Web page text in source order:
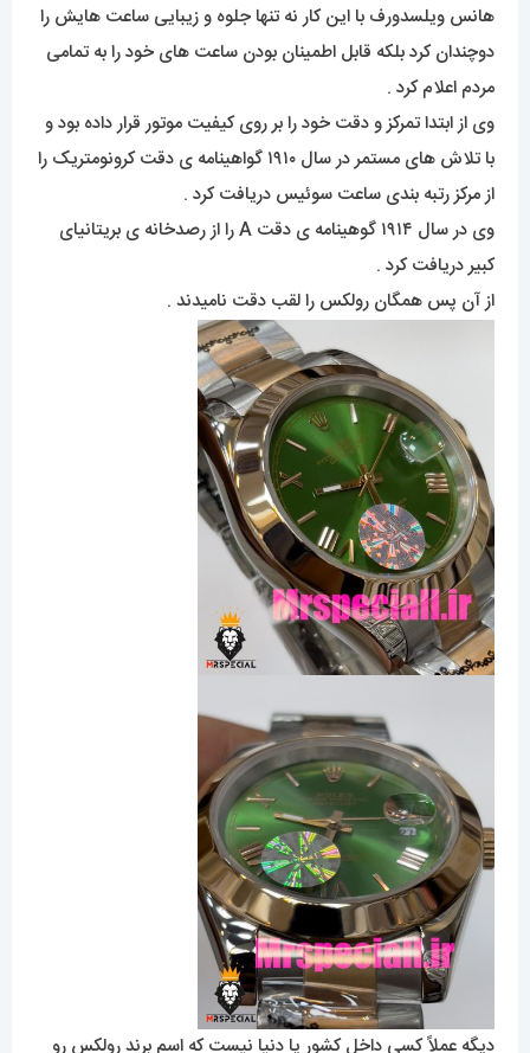
هانس ویلسدورف با این کار نه تنها جلوه و زیبایی ساعت هایش را
دوچندان کرد بلکه قابل اطمینان بودن ساعت های خود را به تمامی
مردم اعلام کرد .
وی از ابتدا تمرکز و دقت خود را بر روی کیفیت موتور قرار داده بود و
با تلاش های مستمر در سال ۱۹۱۰ گواهینامه ی دقت کرونومتریک را
از مرکز رتبه بندی ساعت سوئیس دریافت کرد .
وی در سال ۱۹۱۴ گوهینامه ی دقت A را از رصدخانه ی بریتانیای
کبیر دریافت کرد .
از آن پس همگان رولکس را لقب دقت نامیدند .
دیگه عملاً کسی داخل کشور یا دنیا نیست که اسم برند رولکس رو